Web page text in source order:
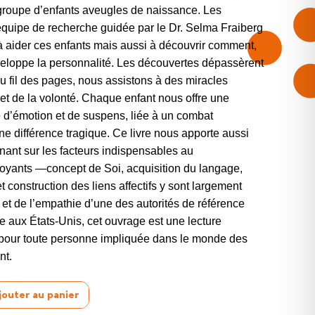
d’enfants aveugles de naissance. Les
de recherche guidée par le Dr. Selma Fraiberg
ces enfants mais aussi à découvrir comment,
la personnalité. Les découvertes dépassèrent
fil des pages, nous assistons à des miracles
de la volonté. Chaque enfant nous offre une
et de suspens, liée à un combat
différence tragique. Ce livre nous apporte aussi
sur les facteurs indispensables au
—concept de Soi, acquisition du langage,
construction des liens affectifs y sont largement
de l’empathie d’une des autorités de référence
aux États-Unis, cet ouvrage est une lecture
toute personne impliquée dans le monde des
au panier